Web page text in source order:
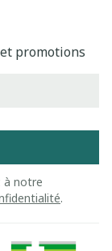
promotions
à notre
.